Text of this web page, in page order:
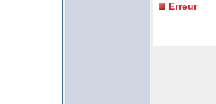
Erreur